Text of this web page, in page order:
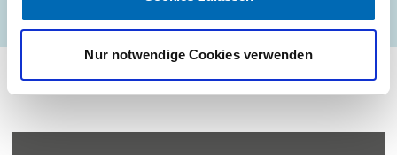
Nur notwendige Cookies verwenden
... 1513 – 1518 ...
Nächste
letzte